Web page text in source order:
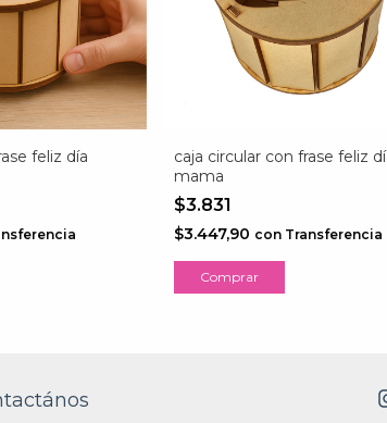
feliz día
caja circular con frase feliz
mama
$3.831
$3.447,90 con Transferencia
Comprar